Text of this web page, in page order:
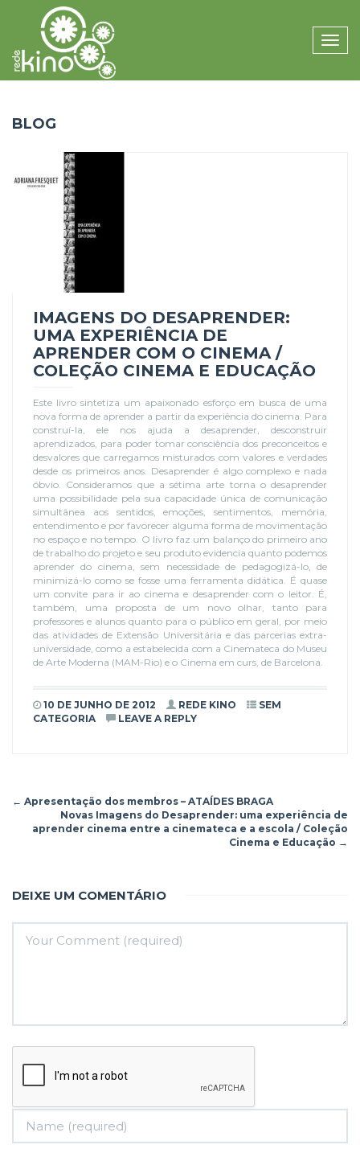
Toggle
BLOG
IMAGENS DO DESAPRENDER:
UMA EXPERIÊNCIA DE
APRENDER COM O CINEMA /
COLEÇÃO CINEMA E EDUCAÇÃO
Este livro sintetiza um apaixonado esforço em busca de uma
nova forma de aprender a partir da experiência do cinema. Para
construí-la, ele nos ajuda a desaprender, desconstruir
aprendizados, para poder tomar consciência dos preconceitos e
desvalores que carregamos misturados com valores e verdades
desde os primeiros anos. Desaprender é algo complexo e nada
óbvio. Consideramos que a sétima arte torna o desaprender
uma possibilidade pela sua capacidade única de comunicação
simultânea aos sentidos, emoções, sentimentos, memória,
entendimento e por favorecer alguma forma de movimentação
no espaço e no tempo. O livro faz um balanço do primeiro ano
de trabalho do projeto e seu produto evidencia quanto podemos
aprender do cinema, sem necessidade de pedagogizá-lo, de
minimizá-lo como se fosse uma ferramenta didática. É quase
um convite para ir ao cinema e desaprender com o leitor. É,
também, uma proposta de um novo olhar, tanto para
professores e alunos quanto para o público em geral, por meio
das atividades de Extensão Universitária e das parcerias extra-
universidade, como a estabelecida com a Cinemateca do Museu
de Arte Moderna (MAM-Rio) e o Cinema em curs, de Barcelona.
10 DE JUNHO DE 2012 REDE KINO
SEM
CATEGORIA
LEAVE A REPLY
← Apresentação dos membros – ATAÍDES BRAGA
Novas Imagens do Desaprender: uma experiência de
aprender cinema entre a cinemateca e a escola / Coleção
Cinema e Educação →
DEIXE UM COMENTÁRIO